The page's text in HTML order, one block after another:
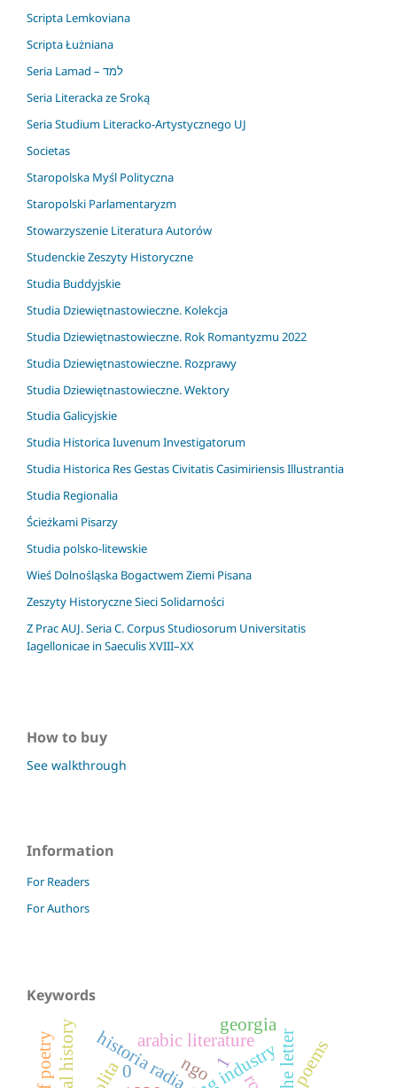
Scripta Lemkoviana
Scripta Łużniana
Seria Lamad – למד
Seria Literacka ze Sroką
Seria Studium Literacko-Artystycznego UJ
Societas
Staropolska Myśl Polityczna
Staropolski Parlamentaryzm
Stowarzyszenie Literatura Autorów
Studenckie Zeszyty Historyczne
Studia Buddyjskie
Studia Dziewiętnastowieczne. Kolekcja
Studia Dziewiętnastowieczne. Rok Romantyzmu 2022
Studia Dziewiętnastowieczne. Rozprawy
Studia Dziewiętnastowieczne. Wektory
Studia Galicyjskie
Studia Historica Iuvenum Investigatorum
Studia Historica Res Gestas Civitatis Casimiriensis Illustrantia
Studia Regionalia
Ścieżkami Pisarzy
Studia polsko-litewskie
Wieś Dolnośląska Bogactwem Ziemi Pisana
Zeszyty Historyczne Sieci Solidarności
Z Prac AUJ. Seria C. Corpus Studiosorum Universitatis
Iagellonicae in Saeculis XVIII–XX
How to buy
See walkthrough
Information
For Readers
For Authors
Keywords
historia radia
0
arabic literature poems
georgia
1
ngo